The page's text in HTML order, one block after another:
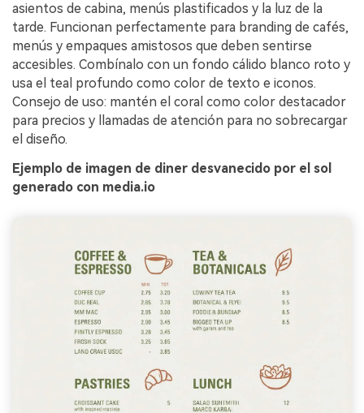
asientos de cabina, menús plastificados y la luz de la
tarde. Funcionan perfectamente para branding de cafés,
menús y empaques amistosos que deben sentirse
accesibles. Combínalo con un fondo cálido blanco roto y
usa el teal profundo como color de texto e iconos.
Consejo de uso: mantén el coral como color destacador
para precios y llamadas de atención para no sobrecargar
el diseño.
Ejemplo de imagen de diner desvanecido por el sol
generado con media.io